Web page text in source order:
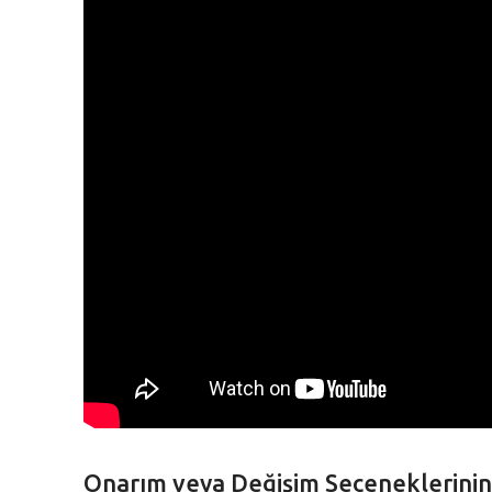
Onarım veya Değişim